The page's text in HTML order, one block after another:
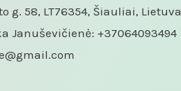
g. 58, LT76354, Šiauliai, Lietuva
Januševičienė: +37064093494